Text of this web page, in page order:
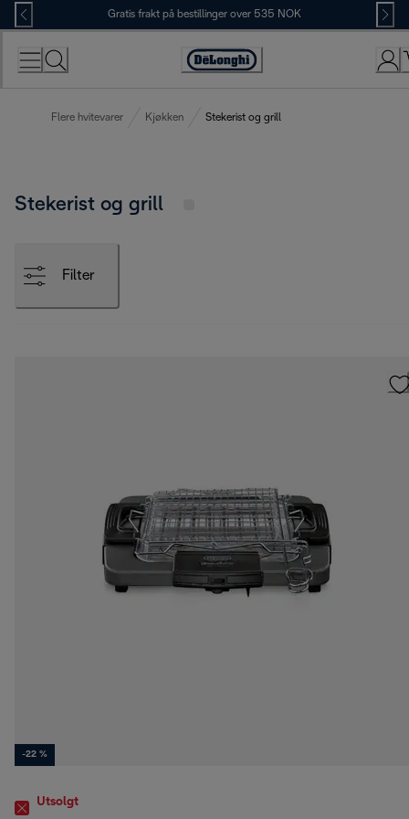
Skip
to
Content
Gratis frakt på bestillinger over 535 NOK
Accessibility
Flere hvitevarer Kjøkken Stekerist og grill
Stekerist og grill
Filter
-22 %
Utsolgt